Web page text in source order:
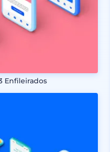
Enfileirados